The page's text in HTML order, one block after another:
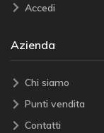
Accedi
Azienda
Chi siamo
Punti vendita
Contatti